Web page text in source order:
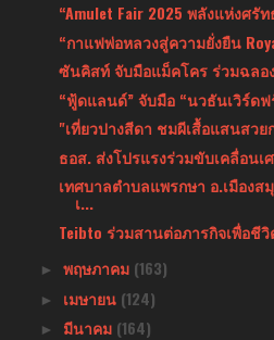
“Amulet Fair 2025 พลังแห่งศรั
“กาแฟพ่อหลวงสู่ความยั่งยืน
ซันคิสท์ จับมือแม็คโคร ร่วมฉล
“ฟู้ดแลนด์” จับมือ “นวธันเวิร์ดฟ
"เที่ยวปางสีดา ชมผีเสื้อแสนสว
ธอส. ส่งโปรแรงร่วมขับเคลื่อน
เทศบาลตำบลแพรกษา อ.เมือง
เ...
Teibto ร่วมสานต่อภารกิจเพื่อชี
► พฤษภาคม (163)
► เมษายน (124)
► มีนาคม (164)